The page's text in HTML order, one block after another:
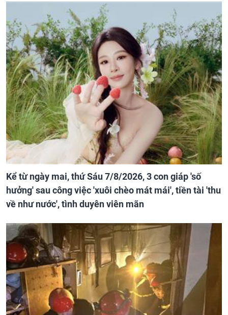
Kể từ ngày mai, thứ Sáu 7/8/2026, 3 con giáp 'số
hưởng' sau công việc 'xuôi chèo mát mái', tiền tài 'thu
về như nước', tình duyên viên mãn